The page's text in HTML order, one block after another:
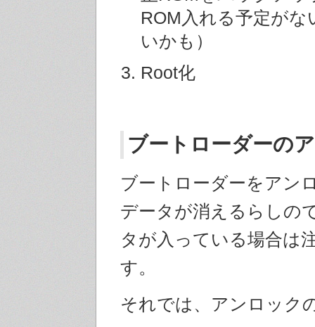
ROM入れる予定がな
いかも）
Root化
ブートローダーの
ブートローダーをアン
データが消えるらしの
タが入っている場合は
す。
それでは、アンロック